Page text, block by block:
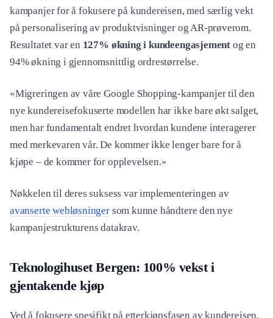
kampanjer for å fokusere på kundereisen, med særlig vekt
på personalisering av produktvisninger og AR-prøverom.
Resultatet var en 127% økning i kundeengasjement og en
94% økning i gjennomsnittlig ordrestørrelse.
«Migreringen av våre Google Shopping-kampanjer til den
nye kundereisefokuserte modellen har ikke bare økt salget,
men har fundamentalt endret hvordan kundene interagerer
med merkevaren vår. De kommer ikke lenger bare for å
kjøpe – de kommer for opplevelsen.»
Nøkkelen til deres suksess var implementeringen av
avanserte webløsningersom kunne håndtere den nye
kampanjestrukturens datakrav.
Teknologihuset Bergen: 100% vekst i
gjentakende kjøp
Ved å fokusere spesifikt på etterkjøpsfasen av kundereisen,